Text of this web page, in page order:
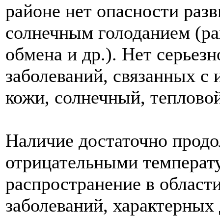
районе нет опасности
солнечным голоданием
обмена и др.). Нет
заболеваний, связанных с
кожи, солнечный,
Наличие достаточно
отрицательными
распространение в
заболеваний,